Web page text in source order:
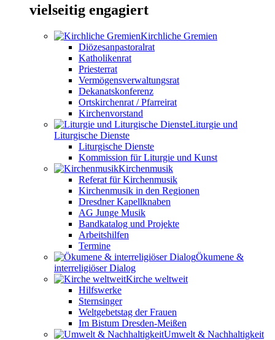
vielseitig engagiert
Kirchliche Gremien
Diözesanpastoralrat
Katholikenrat
Priesterrat
Vermögensverwaltungsrat
Dekanatskonferenz
Ortskirchenrat / Pfarreirat
Kirchenvorstand
Liturgie und
Liturgische Dienste
Liturgische Dienste
Kommission für Liturgie und Kunst
Kirchenmusik
Referat für Kirchenmusik
Kirchenmusik in den Regionen
Dresdner Kapellknaben
AG Junge Musik
Bandkatalog und Projekte
Arbeitshilfen
Termine
Ökumene &
interreligiöser Dialog
Kirche weltweit
Hilfswerke
Sternsinger
Weltgebetstag der Frauen
Im Bistum Dresden-Meißen
Umwelt & Nachhaltigkeit